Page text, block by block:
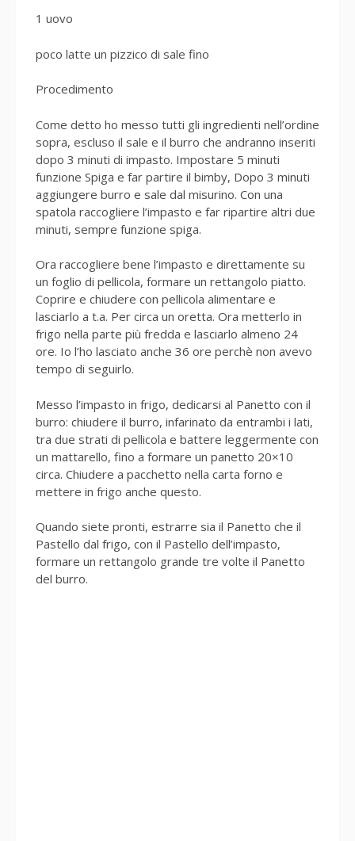
1 uovo
poco latte un pizzico di sale fino
Procedimento
Come detto ho messo tutti gli ingredienti nell’ordine
sopra, escluso il sale e il burro che andranno inseriti
dopo 3 minuti di impasto. Impostare 5 minuti
funzione Spiga e far partire il bimby, Dopo 3 minuti
aggiungere burro e sale dal misurino. Con una
spatola raccogliere l’impasto e far ripartire altri due
minuti, sempre funzione spiga.
Ora raccogliere bene l’impasto e direttamente su
un foglio di pellicola, formare un rettangolo piatto.
Coprire e chiudere con pellicola alimentare e
lasciarlo a t.a. Per circa un oretta. Ora metterlo in
frigo nella parte più fredda e lasciarlo almeno 24
ore. Io l’ho lasciato anche 36 ore perchè non avevo
tempo di seguirlo.
Messo l’impasto in frigo, dedicarsi al Panetto con il
burro: chiudere il burro, infarinato da entrambi i lati,
tra due strati di pellicola e battere leggermente con
un mattarello, fino a formare un panetto 20×10
circa. Chiudere a pacchetto nella carta forno e
mettere in frigo anche questo.
Quando siete pronti, estrarre sia il Panetto che il
Pastello dal frigo, con il Pastello dell’impasto,
formare un rettangolo grande tre volte il Panetto
del burro.